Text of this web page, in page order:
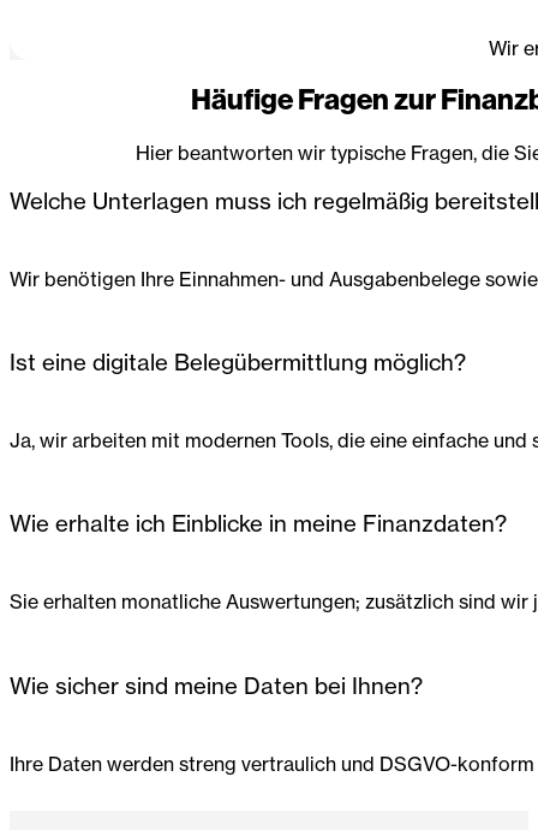
Wir
Häufige Fragen zur
Hier beantworten wir typische Fragen, die
Welche Unterlagen muss ich regelmäßig
Wir benötigen Ihre Einnahmen- und Ausgabenbelege
Ist eine digitale Belegübermittlung möglich?
Ja, wir arbeiten mit modernen Tools, die eine einfache
Wie erhalte ich Einblicke in meine Finanzdaten?
Sie erhalten monatliche Auswertungen; zusätzlich sind wir
Wie sicher sind meine Daten bei Ihnen?
Ihre Daten werden streng vertraulich und DSGVO-